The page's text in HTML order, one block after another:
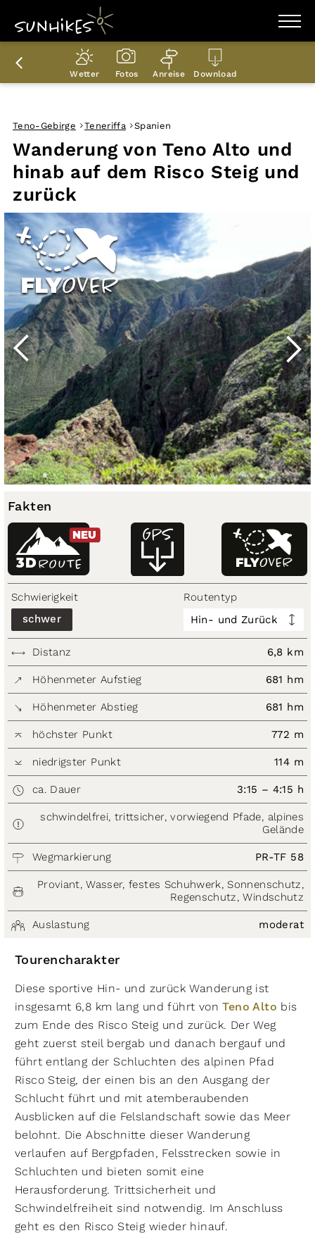
WANDERZIELE
WANDERUNGEN
ENTDECKEN
PLANER
Wetter Fotos Anreise Download
Wanderung von Teno Alto und
hinab auf dem Risco Steig und
zurück
Teno-Gebirge Teneriffa Spanien
Fakten
ROUTE
3D
NEU
Schwierigkeit
schwer
Routentyp
Hin- und Zurück
Distanz 6,8 km
Höhenmeter Aufstieg 681 hm
Höhenmeter Abstieg 681 hm
höchster Punkt 772 m
niedrigster Punkt 114 m
ca. Dauer 3:15 – 4:15 h
schwindelfrei, trittsicher, vorwiegend Pfade, alpines
Gelände
Wegmarkierung PR-TF 58
Proviant, Wasser, festes Schuhwerk, Sonnenschutz,
Regenschutz, Windschutz
Auslastung moderat
Tourencharakter
Diese sportive Hin- und zurück Wanderung ist
insgesamt 6,8 km lang und führt vonTeno Alto bis
zum Ende des Risco Steig und zurück. Der Weg
geht zuerst steil bergab und danach bergauf und
führt entlang der Schluchten des alpinen Pfad
Risco Steig, der einen bis an den Ausgang der
Schlucht führt und mit atemberaubenden
Ausblicken auf die Felslandschaft sowie das Meer
belohnt. Die Abschnitte dieser Wanderung
verlaufen auf Bergpfaden, Felsstrecken sowie in
Schluchten und bieten somit eine
Herausforderung. Trittsicherheit und
Schwindelfreiheit sind notwendig. Im Anschluss
geht es den Risco Steig wieder hinauf.